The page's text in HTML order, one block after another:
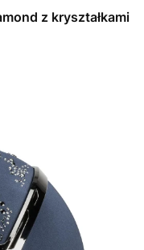
z kryształkami